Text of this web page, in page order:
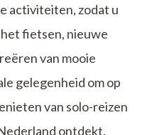
activiteiten, zodat u
fietsen, nieuwe
van mooie
gelegenheid om op
van solo-reizen
ontdekt.